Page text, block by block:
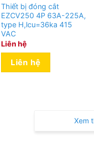
Thiết bị đóng cắt
EZCV250 4P 63A-225A,
type H,lcu=36ka 415
VAC
Liên hệ
Liên hệ
Xem